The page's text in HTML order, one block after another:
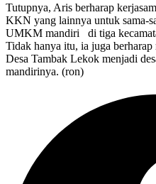
Tutupnya, Aris berharap
KKN yang lainnya untuk sama-
UMKM mandiri di tiga
Tidak hanya itu, ia juga
Desa Tambak Lekok menjadi
mandirinya. (ron)